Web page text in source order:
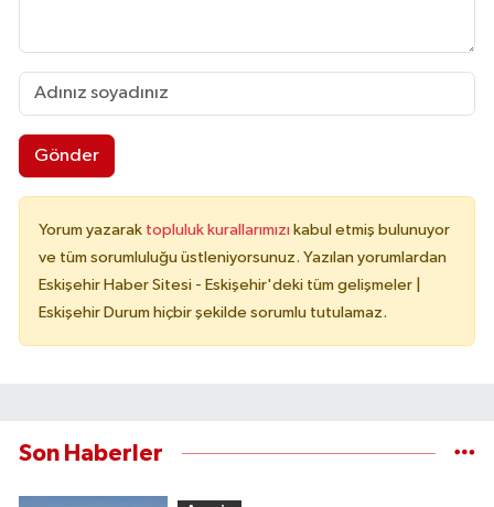
Gönder
Yorum yazarak topluluk kurallarımızı kabul etmiş bulunuyor
ve tüm sorumluluğu üstleniyorsunuz. Yazılan yorumlardan
Eskişehir Haber Sitesi - Eskişehir'deki tüm gelişmeler |
Eskişehir Durum hiçbir şekilde sorumlu tutulamaz.
Son Haberler